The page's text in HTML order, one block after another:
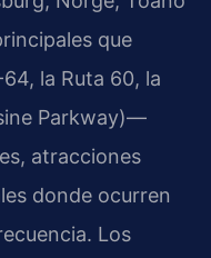
que
la Ruta 60, la
Parkway)—
atracciones
donde ocurren
Los